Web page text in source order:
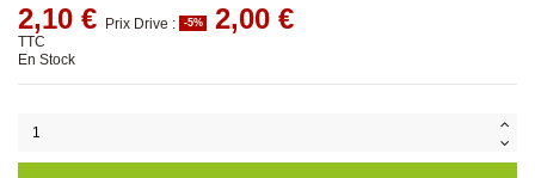
2,10 € Prix Drive : -5% 2,00 €
TTC
En Stock